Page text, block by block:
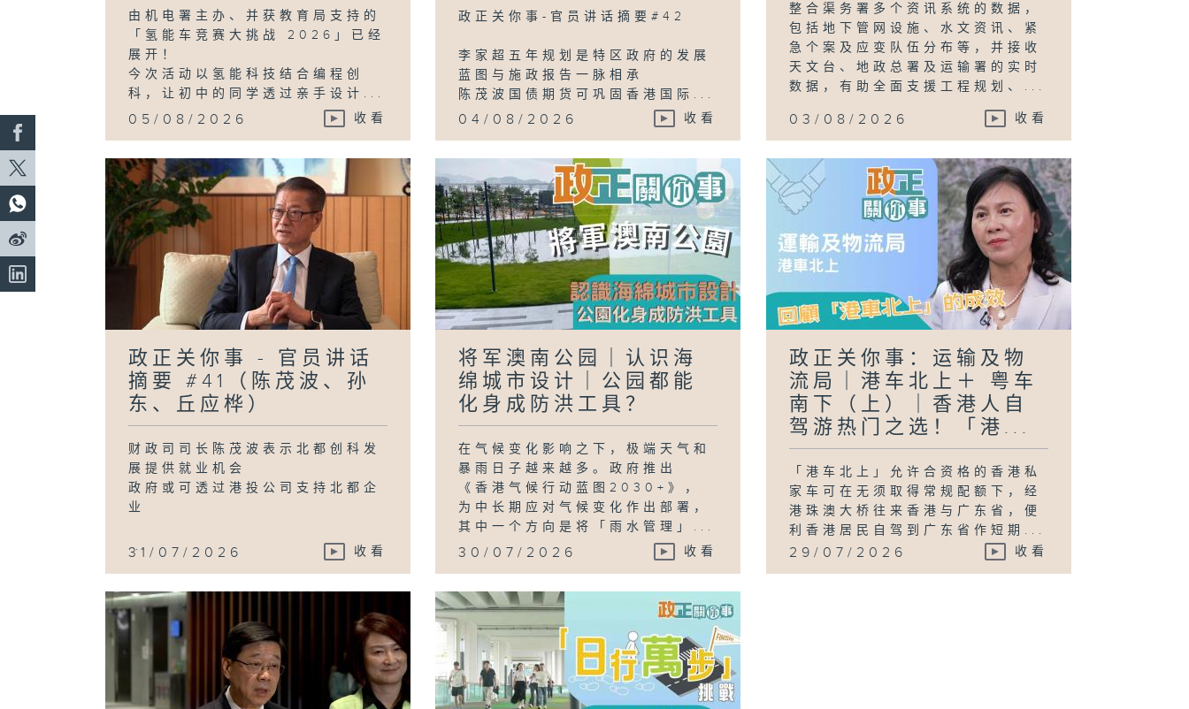
由机电署主办、并获教育局支持的
「氢能车竞赛大挑战 2026」已经
展开！
今次活动以氢能科技结合编程创
科，让初中的同学透过亲手设计...
05/08/2026 收看
政正关你事-官员讲话摘要#42
李家超五年规划是特区政府的发展
蓝图与施政报告一脉相承
陈茂波国债期货可巩固香港国际...
04/08/2026 收看
整合渠务署多个资讯系统的数据，
包括地下管网设施、水文资讯、紧
急个案及应变队伍分布等，并接收
天文台、地政总署及运输署的实时
数据，有助全面支援工程规划、...
03/08/2026 收看
政正关你事 - 官员讲话
摘要 #41（陈茂波、孙
东、丘应桦）
财政司司长陈茂波表示北都创科发
展提供就业机会
政府或可透过港投公司支持北都企
业
...
31/07/2026 收看
将军澳南公园｜认识海
绵城市设计｜公园都能
化身成防洪工具？
在气候变化影响之下，极端天气和
暴雨日子越来越多。政府推出
《香港气候行动蓝图2030+》，
为中长期应对气候变化作出部署，
其中一个方向是将「雨水管理」...
30/07/2026 收看
政正关你事：运输及物
流局｜港车北上＋ 粤车
南下（上）｜香港人自
驾游热门之选！「港...
「港车北上」允许合资格的香港私
家车可在无须取得常规配额下，经
港珠澳大桥往来香港与广东省，便
利香港居民自驾到广东省作短期...
29/07/2026 收看